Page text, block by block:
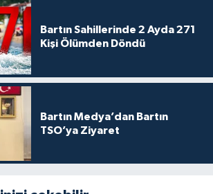
Bartın Sahillerinde 2 Ayda 271
Kişi Ölümden Döndü
Bartın Medya’dan Bartın
TSO’ya Ziyaret